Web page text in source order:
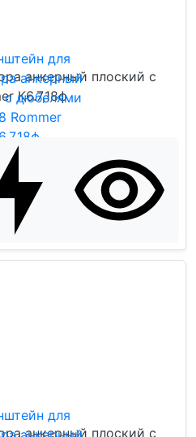
анкерный плоский с
К6.7,18ф
анкерный плоский с